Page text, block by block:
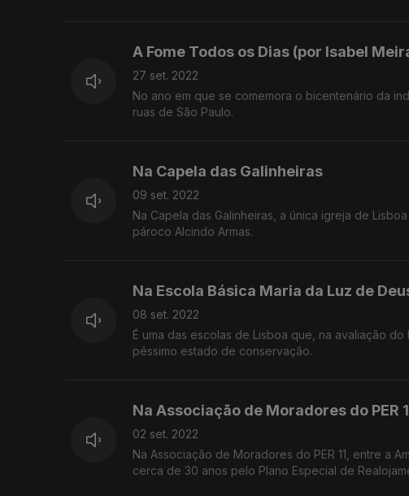
A Fome Todos os Dias (por Isabel
27 set. 2022
No ano em que se comemora o bicentenário da
ruas de São Paulo.
Na Capela das Galinheiras
09 set. 2022
Na Capela das Galinheiras, a única igreja de
pároco Alcindo Armas.
Na Escola Básica Maria da Luz de
08 set. 2022
É uma das escolas de Lisboa que, na avaliação
péssimo estado de conservação.
Na Associação de Moradores do PER
02 set. 2022
Na Associação de Moradores do PER 11, entre a
cerca de 30 anos pelo Plano Especial de